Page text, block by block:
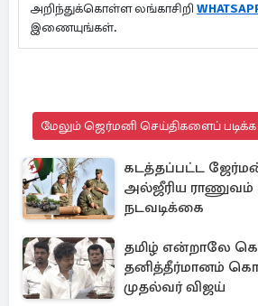
அறிந்துக்கொள்ள லங்காசிறி
இணையுங்கள்.
மேலும் ஜெர்மனி செய்திகளைப்
கடத்தப்பட்ட
அல்ஜீரிய ராணுவம்
நடவடிக்கை
தமிழ் என்றாலே
தனித்தீர்மானம்
முதல்வர் விஜய்